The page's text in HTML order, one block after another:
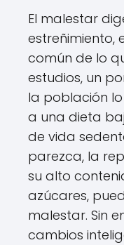
El malestar
estreñimiento,
común de lo
estudios, un
la población
a una dieta
de vida
parezca, la
su alto
azúcares,
malestar. Sin
cambios